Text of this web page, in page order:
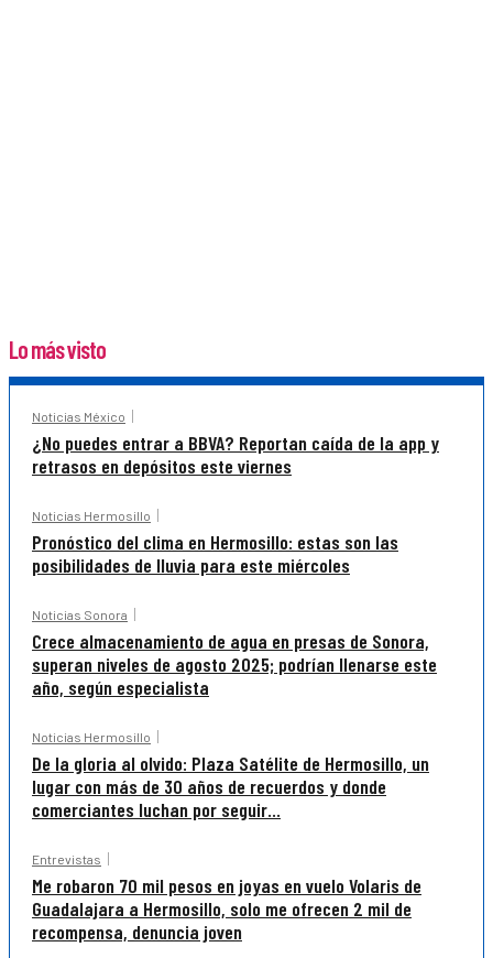
Lo más visto
Noticias México
¿No puedes entrar a BBVA? Reportan caída de la app y
retrasos en depósitos este viernes
Noticias Hermosillo
Pronóstico del clima en Hermosillo: estas son las
posibilidades de lluvia para este miércoles
Noticias Sonora
Crece almacenamiento de agua en presas de Sonora,
superan niveles de agosto 2025; podrían llenarse este
año, según especialista
Noticias Hermosillo
De la gloria al olvido: Plaza Satélite de Hermosillo, un
lugar con más de 30 años de recuerdos y donde
comerciantes luchan por seguir...
Entrevistas
Me robaron 70 mil pesos en joyas en vuelo Volaris de
Guadalajara a Hermosillo, solo me ofrecen 2 mil de
recompensa, denuncia joven